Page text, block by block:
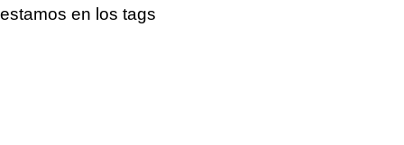
estamos en los tags